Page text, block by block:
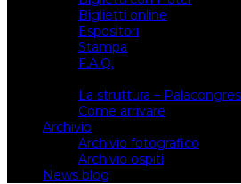
Biglietti online
Espositori
Stampa
F.A.Q.
La struttura –
Come arrivare
Archivio
Archivio fotografico
Archivio ospiti
News blog